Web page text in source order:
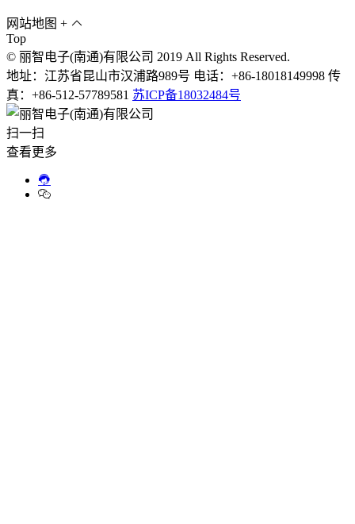
网站地图 +
Top
© 丽智电子(南通)有限公司 2019 All Rights Reserved.
地址：江苏省昆山市汉浦路989号 电话：+86-18018149998 传
真：+86-512-57789581 苏ICP备18032484号
扫一扫
查看更多